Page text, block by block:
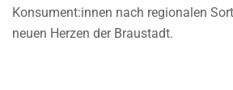
Konsument:innen nach regionalen
neuen Herzen der Braustadt.